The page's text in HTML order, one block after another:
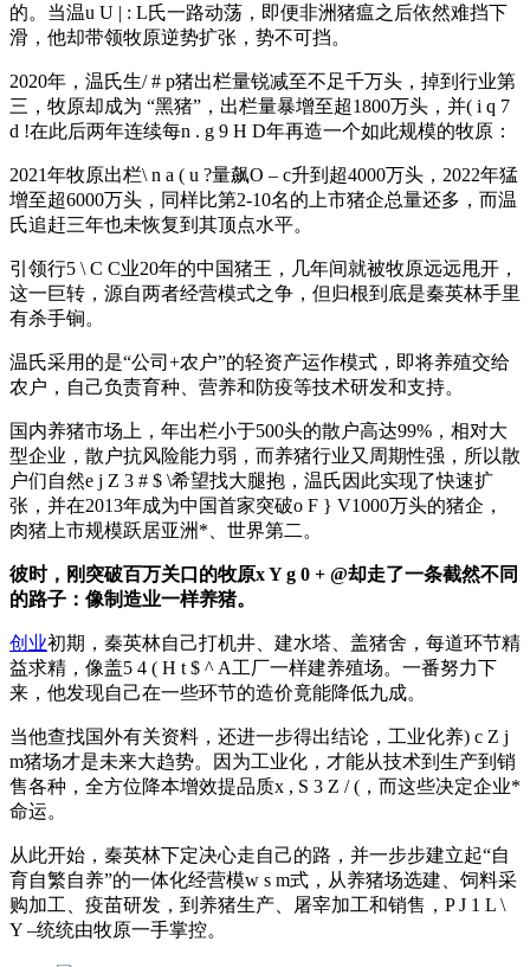
的。当温u U | : L氏一路动荡，即便非洲猪瘟之后依然难挡下
滑，他却带领牧原逆势扩张，势不可挡。
2020年，温氏生/ # p猪出栏量锐减至不足千万头，掉到行业第
三，牧原却成为 “黑猪”，出栏量暴增至超1800万头，并( i q 7
d !在此后两年连续每n . g 9 H D年再造一个如此规模的牧原：
2021年牧原出栏\ n a ( u ?量飙O – c升到超4000万头，2022年猛
增至超6000万头，同样比第2-10名的上市猪企总量还多，而温
氏追赶三年也未恢复到其顶点水平。
引领行5 \ C C业20年的中国猪王，几年间就被牧原远远甩开，
这一巨转，源自两者经营模式之争，但归根到底是秦英林手里
有杀手锏。
温氏采用的是“公司+农户”的轻资产运作模式，即将养殖交给
农户，自己负责育种、营养和防疫等技术研发和支持。
国内养猪市场上，年出栏小于500头的散户高达99%，相对大
型企业，散户抗风险能力弱，而养猪行业又周期性强，所以散
户们自然e j Z 3 # $ \希望找大腿抱，温氏因此实现了快速扩
张，并在2013年成为中国首家突破o F } V1000万头的猪企，
肉猪上市规模跃居亚洲*、世界第二。
彼时，刚突破百万关口的牧原x Y g 0 + @却走了一条截然不同
的路子：像制造业一样养猪。
创业初期，秦英林自己打机井、建水塔、盖猪舍，每道环节精
益求精，像盖5 4 ( H t $ ^ A工厂一样建养殖场。一番努力下
来，他发现自己在一些环节的造价竟能降低九成。
当他查找国外有关资料，还进一步得出结论，工业化养) c Z j
m猪场才是未来大趋势。因为工业化，才能从技术到生产到销
售各种，全方位降本增效提品质x , S 3 Z / ( ，而这些决定企业*
命运。
从此开始，秦英林下定决心走自己的路，并一步步建立起“自
育自繁自养”的一体化经营模w s m式，从养猪场选建、饲料采
购加工、疫苗研发，到养猪生产、屠宰加工和销售， P J 1 L \
Y –统统由牧原一手掌控。